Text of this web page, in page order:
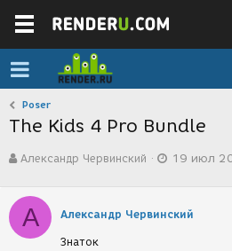
Poser
The Kids 4 Pro Bundle
в
о
р
т
е
Александр Червинский
а
с
19 июл
А Александр Червинский
Знаток